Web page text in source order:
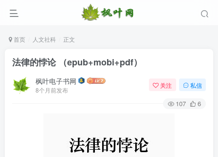
首页 人文社科 正文
法律的悖论 （epub+mobi+pdf）
枫叶电子书网
8个月前发布
关注 私信
107 6
登录